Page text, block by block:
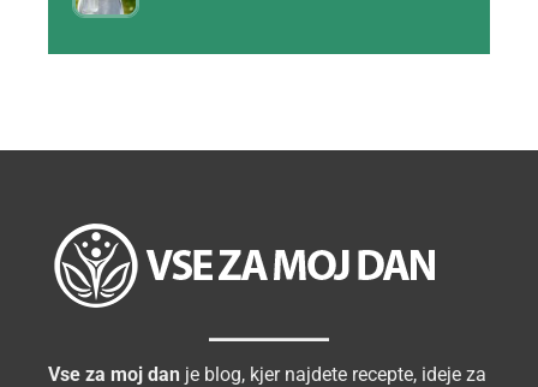
Vse za moj dan je blog, kjer najdete recepte, ideje za